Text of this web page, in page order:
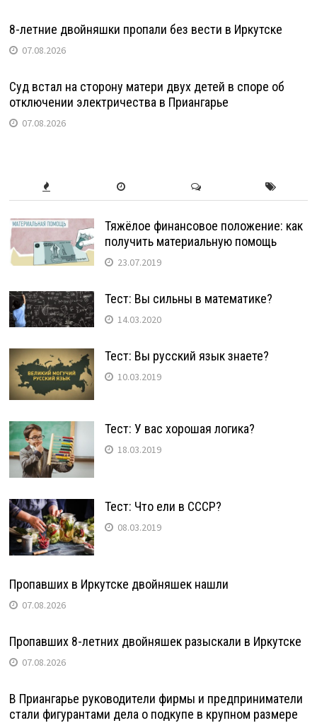
8-летние двойняшки пропали без вести в Иркутске
07.08.2026
Суд встал на сторону матери двух детей в споре об
отключении электричества в Приангарье
07.08.2026
Тяжёлое финансовое положение: как
получить материальную помощь
23.07.2019
Тест: Вы сильны в математике?
14.03.2020
Тест: Вы русский язык знаете?
10.03.2019
Тест: У вас хорошая логика?
18.03.2019
Тест: Что ели в СССР?
08.03.2019
Пропавших в Иркутске двойняшек нашли
07.08.2026
Пропавших 8-летних двойняшек разыскали в Иркутске
07.08.2026
В Приангарье руководители фирмы и предприниматели
стали фигурантами дела о подкупе в крупном размере